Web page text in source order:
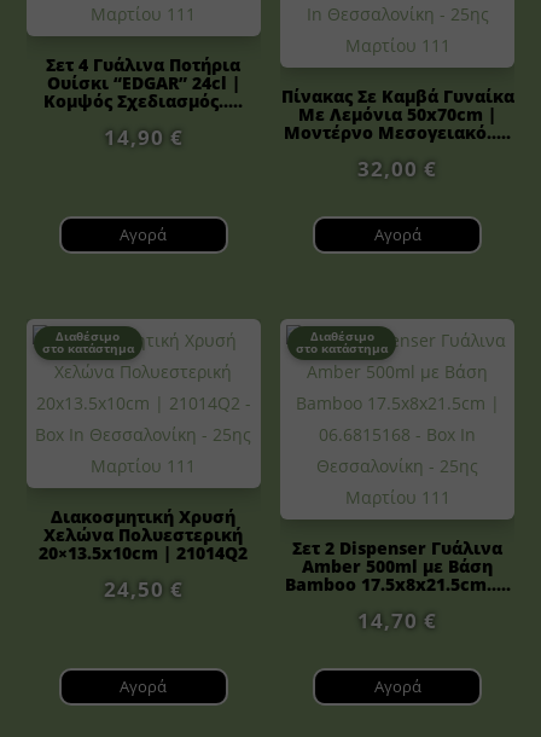
Σετ 4 Γυάλινα Ποτήρια
Ουίσκι “EDGAR” 24cl |
Κομψός Σχεδιασμός.....
14,90 €
Αγορά
Πίνακας Σε Καμβά Γυναίκα
Με Λεμόνια 50x70cm |
Μοντέρνο Μεσογειακό.....
32,00€
Αγορά
Διαθέσιμο
στο κατάστημα
Διακοσμητική Χρυσή
Χελώνα Πολυεστερική
20×13.5x10cm | 21014Q2
24,50 €
Αγορά
Διαθέσιμο
στο κατάστημα
Σετ 2 Dispenser Γυάλινα
Amber 500ml με Βάση
Bamboo 17.5x8x21.5cm.....
14,70€
Αγορά